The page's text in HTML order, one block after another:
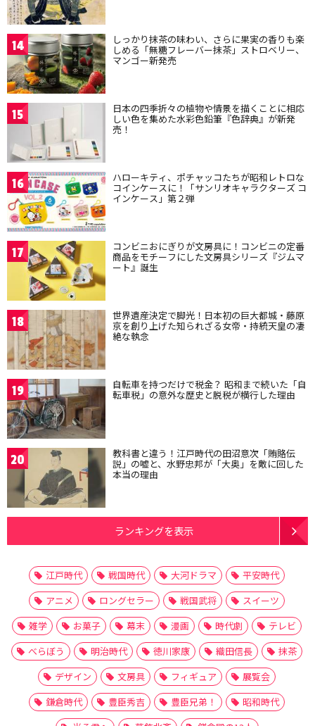
14 しっかり抹茶の味わい、さらに果実の香りも楽
しめる「無糖フレーバー抹茶」ストロベリー、
マンゴー新発売
15 日本の四季折々の植物や情景を描くことに相応
しい色を集めた水彩色鉛筆『色辞典』が新発
売！
16 ハローキティ、ポチャッコたちが昭和レトロな
コインケースに！「サンリオキャラクターズ コ
インケース」第２弾
17 コンビニおにぎりが文房具に！コンビニの定番
商品をモチーフにした文房具シリーズ『ジムマ
ート』誕生
18 世界遺産決定で脚光！日本初の巨大都城・藤原
京を創り上げた知られざる女帝・持統天皇の凄
絶な執念
19 自転車を持つだけで税金？ 昭和まで続いた「自
転車税」の意外な歴史と脱税が横行した理由
20 教科書と違う！江戸時代の田沼意次「賄賂伝
説」の嘘と、水野忠邦が「大奥」を敵に回した
本当の理由
ランキングを表示
江戸時代 戦国時代 大河ドラマ
平安時代
アニメ
ロングセラー 戦国武将
スイーツ
雑学
お菓子 幕末 漫画 時代劇
テレビ
べらぼう
明治時代 徳川家康 織田信長
抹茶
デザイン
文房具 フィギュア
展覧会
鎌倉時代
豊臣秀吉 豊臣兄弟！
昭和時代